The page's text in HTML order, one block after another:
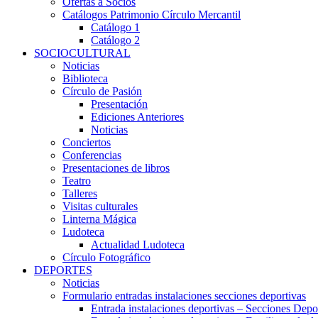
Catálogos Patrimonio Círculo Mercantil
Catálogo 1
Catálogo 2
SOCIOCULTURAL
Noticias
Biblioteca
Círculo de Pasión
Presentación
Ediciones Anteriores
Noticias
Conciertos
Conferencias
Presentaciones de libros
Teatro
Talleres
Visitas culturales
Linterna Mágica
Ludoteca
Actualidad Ludoteca
Círculo Fotográfico
DEPORTES
Noticias
Formulario entradas instalaciones secciones deportivas
Entrada instalaciones deportivas – Secciones